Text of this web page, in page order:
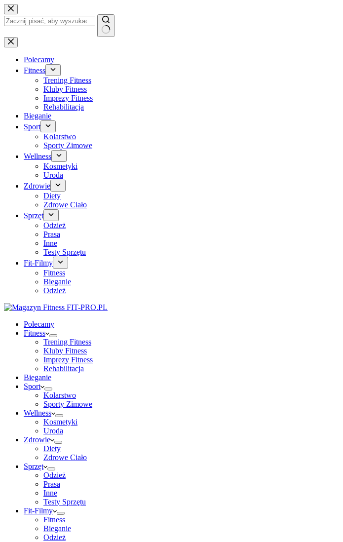
Przejdź
do
treści
Brak
wyników
Polecamy
Fitness
Trening Fitness
Kluby Fitness
Imprezy Fitness
Rehabilitacja
Bieganie
Sport
Kolarstwo
Sporty Zimowe
Wellness
Kosmetyki
Uroda
Zdrowie
Diety
Zdrowe Ciało
Sprzęt
Odzież
Prasa
Inne
Testy Sprzętu
Fit-Filmy
Fitness
Bieganie
Odzież
Polecamy
Fitness
Trening Fitness
Kluby Fitness
Imprezy Fitness
Rehabilitacja
Bieganie
Sport
Kolarstwo
Sporty Zimowe
Wellness
Kosmetyki
Uroda
Zdrowie
Diety
Zdrowe Ciało
Sprzęt
Odzież
Prasa
Inne
Testy Sprzętu
Fit-Filmy
Fitness
Bieganie
Odzież